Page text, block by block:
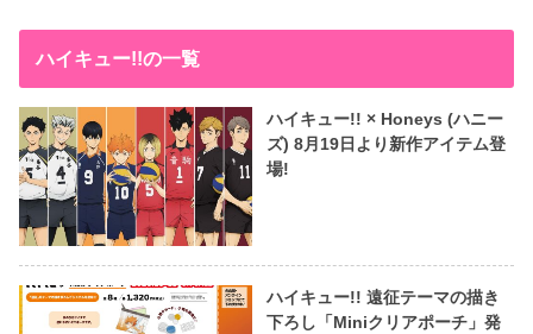
ハイキュー!!の一覧
ハイキュー!! × Honeys (ハニー
ズ) 8月19日より新作アイテム登
場!
ハイキュー!! 遠征テーマの描き
下ろし「Miniクリアポーチ」発